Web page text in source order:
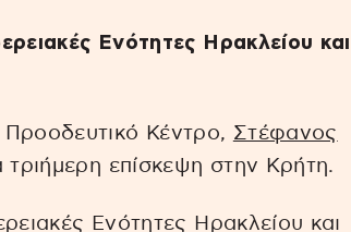
Ενότητες Ηρακλείου και
Κέντρο, Στέφανος
επίσκεψη στην Κρήτη.
Ενότητες Ηρακλείου και